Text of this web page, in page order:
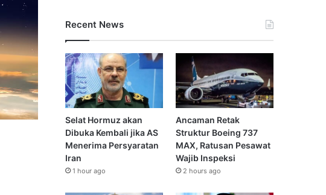
Recent News
Selat Hormuz akan
Dibuka Kembali jika AS
Menerima Persyaratan
Iran
1 hour ago
Ancaman Retak
Struktur Boeing 737
MAX, Ratusan Pesawat
Wajib Inspeksi
2 hours ago